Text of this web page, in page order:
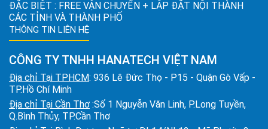
ĐẶC BIỆT : FREE VẬN CHUYỂN + LẮP ĐẶT NỘI THÀNH
CÁC TỈNH VÀ THÀNH PHỐ
THÔNG TIN LIÊN HỆ
CÔNG TY TNHH HANATECH VIỆT NAM
Địa chỉ Tại TPHCM: 936 Lê Đức Thọ - P15 - Quận Gò Vấp -
TP.Hồ Chí Minh
Địa chỉ Tại Cần Thơ :Số 1 Nguyễn Văn Linh, P.Long Tuyền,
Q.Bình Thủy, TP.Cần Thơ